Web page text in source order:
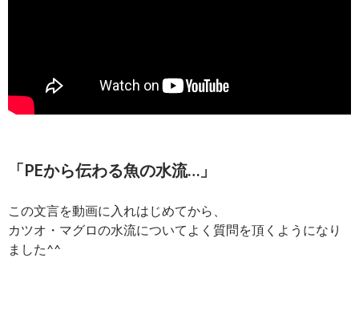
「PEから伝わる魚の水流…」
この文言を動画に入れはじめてから、
カツオ・マグロの水流についてよく質問を頂くようになり
ました^^